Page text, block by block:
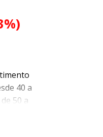
40 a
50 a